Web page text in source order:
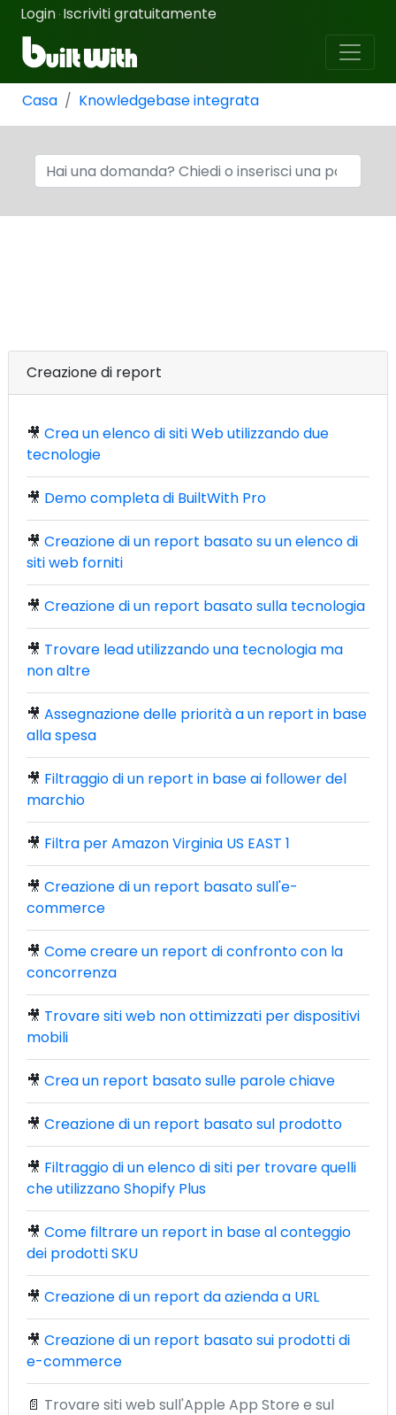
Login · Iscriviti gratuitamente
Casa Knowledgebase integrata
Creazione di report
🎥 Crea un elenco di siti Web utilizzando due
tecnologie
🎥 Demo completa di BuiltWith Pro
🎥 Creazione di un report basato su un elenco di
siti web forniti
🎥 Creazione di un report basato sulla tecnologia
🎥 Trovare lead utilizzando una tecnologia ma
non altre
🎥 Assegnazione delle priorità a un report in base
alla spesa
🎥 Filtraggio di un report in base ai follower del
marchio
🎥 Filtra per Amazon Virginia US EAST 1
🎥 Creazione di un report basato sull'e-
commerce
🎥 Come creare un report di confronto con la
concorrenza
🎥 Trovare siti web non ottimizzati per dispositivi
mobili
🎥 Crea un report basato sulle parole chiave
🎥 Creazione di un report basato sul prodotto
🎥 Filtraggio di un elenco di siti per trovare quelli
che utilizzano Shopify Plus
🎥 Come filtrare un report in base al conteggio
dei prodotti SKU
🎥 Creazione di un report da azienda a URL
🎥 Creazione di un report basato sui prodotti di
e-commerce
📄 Trovare siti web sull'Apple App Store e sul